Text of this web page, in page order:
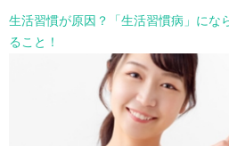
生活習慣が原因？「生活習慣病」にな
ること！